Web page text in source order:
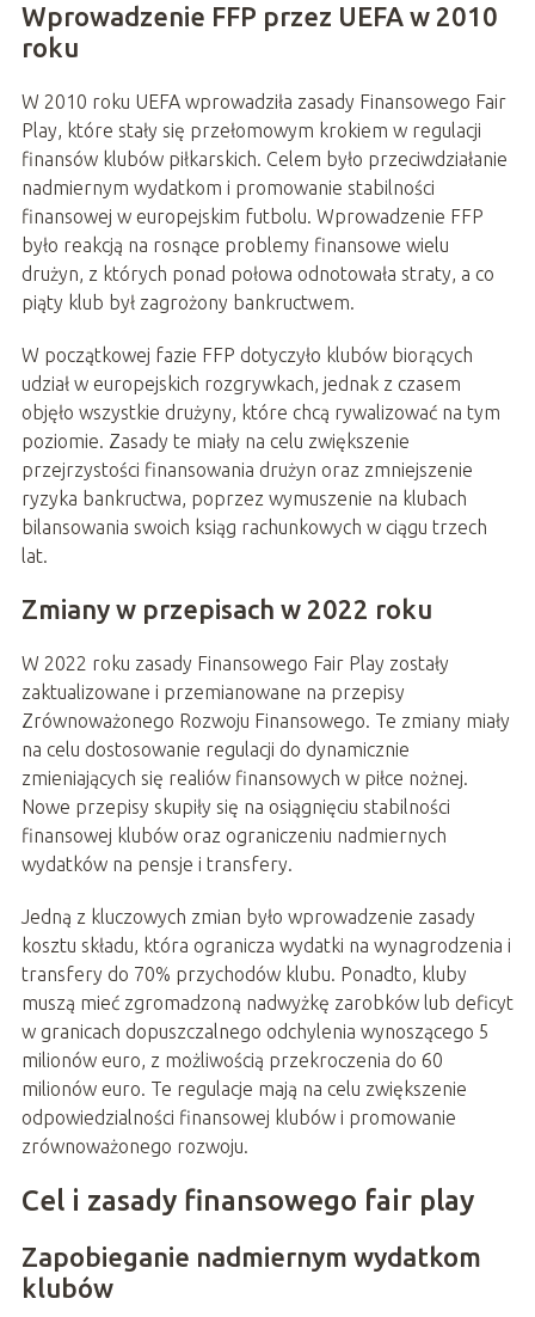
Wprowadzenie FFP przez UEFA w 2010
roku
W 2010 roku UEFA wprowadziła zasady Finansowego Fair
Play, które stały się przełomowym krokiem w regulacji
finansów klubów piłkarskich. Celem było przeciwdziałanie
nadmiernym wydatkom i promowanie stabilności
finansowej w europejskim futbolu. Wprowadzenie FFP
było reakcją na rosnące problemy finansowe wielu
drużyn, z których ponad połowa odnotowała straty, a co
piąty klub był zagrożony bankructwem.
W początkowej fazie FFP dotyczyło klubów biorących
udział w europejskich rozgrywkach, jednak z czasem
objęło wszystkie drużyny, które chcą rywalizować na tym
poziomie. Zasady te miały na celu zwiększenie
przejrzystości finansowania drużyn oraz zmniejszenie
ryzyka bankructwa, poprzez wymuszenie na klubach
bilansowania swoich ksiąg rachunkowych w ciągu trzech
lat.
Zmiany w przepisach w 2022 roku
W 2022 roku zasady Finansowego Fair Play zostały
zaktualizowane i przemianowane na przepisy
Zrównoważonego Rozwoju Finansowego. Te zmiany miały
na celu dostosowanie regulacji do dynamicznie
zmieniających się realiów finansowych w piłce nożnej.
Nowe przepisy skupiły się na osiągnięciu stabilności
finansowej klubów oraz ograniczeniu nadmiernych
wydatków na pensje i transfery.
Jedną z kluczowych zmian było wprowadzenie zasady
kosztu składu, która ogranicza wydatki na wynagrodzenia i
transfery do 70% przychodów klubu. Ponadto, kluby
muszą mieć zgromadzoną nadwyżkę zarobków lub deficyt
w granicach dopuszczalnego odchylenia wynoszącego 5
milionów euro, z możliwością przekroczenia do 60
milionów euro. Te regulacje mają na celu zwiększenie
odpowiedzialności finansowej klubów i promowanie
zrównoważonego rozwoju.
Cel i zasady finansowego fair play
Zapobieganie nadmiernym wydatkom
klubów